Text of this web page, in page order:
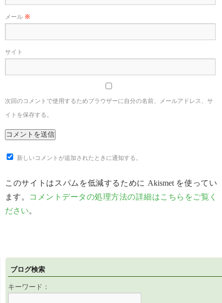
メール ※
サイト
次回のコメントで使用するためブラウザーに自分の名前、メールアドレス、サ
イトを保存する。
新しいコメントが追加されたときに通知する。
このサイトはスパムを低減するために Akismet を使ってい
ます。 コメントデータの処理方法の詳細はこちらをご覧く
ださい。
ブログ検索
キーワード：